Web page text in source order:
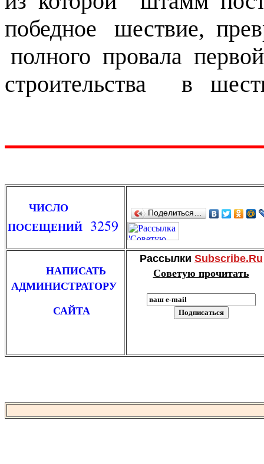
победное шествие,
полного провала
строительства в
ЧИСЛО
ПОСЕЩЕНИЙ 3259
Поделиться…
НАПИСАТЬ
АДМИНИСТРАТОРУ
САЙТА
Рассылки Subscribe.Ru
Советую прочитать